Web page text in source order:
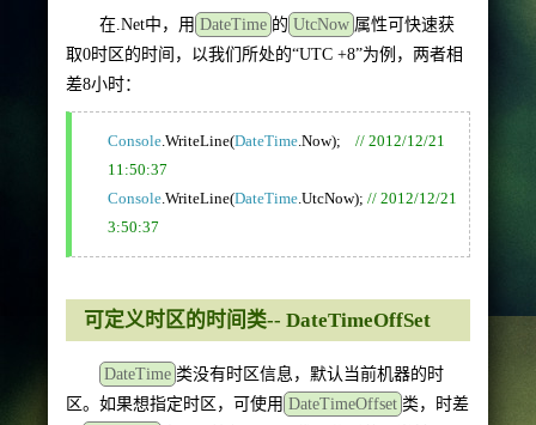
在.Net中，用 DateTime 的 UtcNow 属性可快速获
取0时区的时间，以我们所处的“UTC +8”为例，两者相
差8小时：
Console .WriteLine(DateTime .Now); // 2012/12/21
11:50:37
Console .WriteLine(DateTime .UtcNow); // 2012/12/21
3:50:37
可定义时区的时间类-- DateTimeOffSet
DateTime 类没有时区信息，默认当前机器的时
区。如果想指定时区，可使用 DateTimeOffset 类，时差